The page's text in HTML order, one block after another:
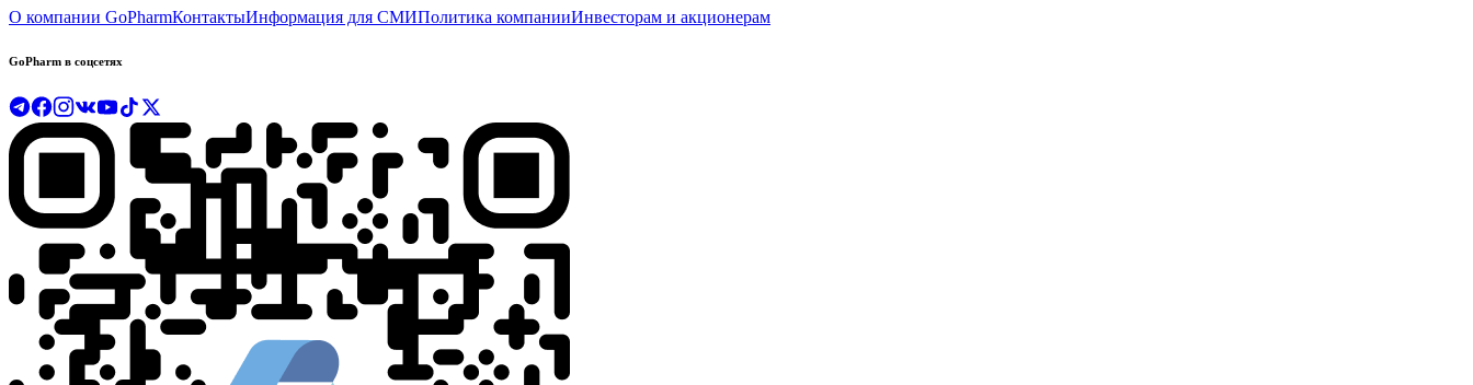
О компании GoPharmКонтактыИнформация для СМИПолитика компанииИнвесторам и акционерам
GoPharm в соцсетях